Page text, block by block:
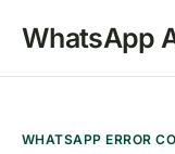
WhatsApp
WHATSAPP ERROR